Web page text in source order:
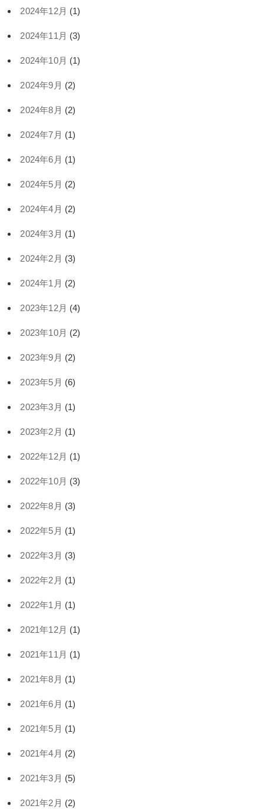
2024年12月 (1)
2024年11月 (3)
2024年10月 (1)
2024年9月 (2)
2024年8月 (2)
2024年7月 (1)
2024年6月 (1)
2024年5月 (2)
2024年4月 (2)
2024年3月 (1)
2024年2月 (3)
2024年1月 (2)
2023年12月 (4)
2023年10月 (2)
2023年9月 (2)
2023年5月 (6)
2023年3月 (1)
2023年2月 (1)
2022年12月 (1)
2022年10月 (3)
2022年8月 (3)
2022年5月 (1)
2022年3月 (3)
2022年2月 (1)
2022年1月 (1)
2021年12月 (1)
2021年11月 (1)
2021年8月 (1)
2021年6月 (1)
2021年5月 (1)
2021年4月 (2)
2021年3月 (5)
2021年2月 (2)